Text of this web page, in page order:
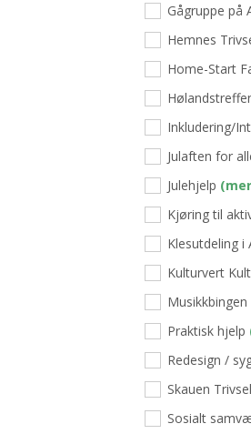
Gågruppe på
Hemnes
Home-Start
Inkludering/
Julaften for
Julehjelp
Kjøring til
Klesutdeling i
Kulturvert
Musikkbingen
Praktisk hjelp
Redesign /
Skauen
Sosialt